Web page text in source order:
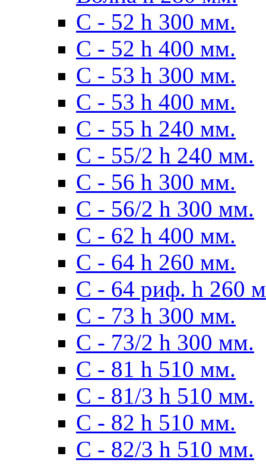
C - 52 h 300 мм.
C - 52 h 400 мм.
С - 53 h 300 мм.
С - 53 h 400 мм.
С - 55 h 240 мм.
С - 55/2 h 240 мм.
С - 56 h 300 мм.
С - 56/2 h 300 мм.
С - 62 h 400 мм.
С - 64 h 260 мм.
С - 64 риф. h 260
С - 73 h 300 мм.
С - 73/2 h 300 мм.
С - 81 h 510 мм.
С - 81/3 h 510 мм.
С - 82 h 510 мм.
С - 82/3 h 510 мм.